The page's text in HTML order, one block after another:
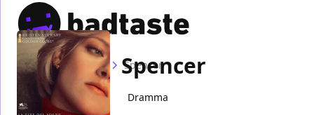
Home Film Spencer
Spencer
Dramma